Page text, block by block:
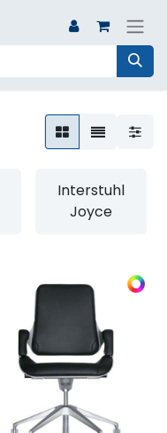
Interstuhl
Joyce